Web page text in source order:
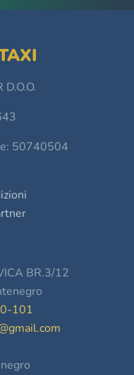
D.O.O.
50740504
BR.3/12
101